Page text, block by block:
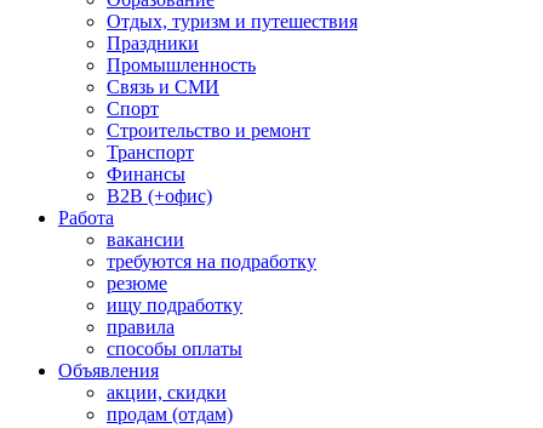
Отдых, туризм и путешествия
Праздники
Промышленность
Связь и СМИ
Спорт
Строительство и ремонт
Транспорт
Финансы
B2B (+офис)
Работа
вакансии
требуются на подработку
резюме
ищу подработку
правила
способы оплаты
Объявления
акции, скидки
продам (отдам)